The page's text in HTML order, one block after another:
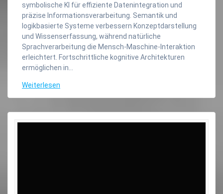
symbolische KI für effiziente Datenintegration und
präzise Informationsverarbeitung. Semantik und
logikbasierte Systeme verbessern Konzeptdarstellung
und Wissenserfassung, während natürliche
Sprachverarbeitung die Mensch-Maschine-Interaktion
erleichtert. Fortschrittliche kognitive Architekturen
ermöglichen in…
Weiterlesen